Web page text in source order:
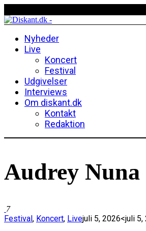
Nyheder
Live
Koncert
Festival
Udgivelser
Interviews
Om diskant.dk
Kontakt
Redaktion
Audrey Nuna
7
Festival , Koncert, Livejuli 5, 2026<juli 5,